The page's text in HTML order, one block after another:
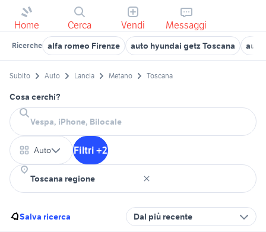
Home Cerca Vendi Messaggi
Ricerche alfa romeo Firenze auto hyundai getz Toscana auto
Subito Auto Lancia Metano Toscana
Cosa cerchi?
Auto Filtri +2
Salva ricerca Dal più recente